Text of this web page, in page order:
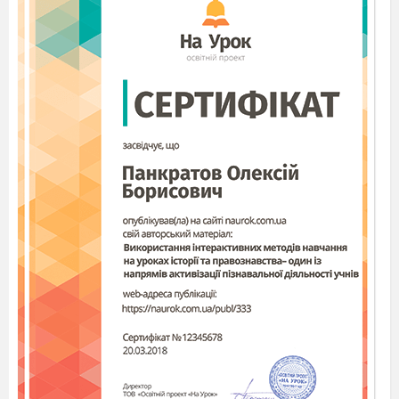
г) гіпопотами;
д) мамонти;
є) черепахи.
12. Хто з тварин у казці "Колобок" учинив
найнебезпечніший злочин?
а) вовк;
б) лисиця;
в) ведмідь;
г) слон.
13. Що необхідно казковому персонажу
Змію Гориновичу?
а) знати правила дорожнього руху, мати
посвідчення водія;
б) кулінарні рецепти;
в) дотримання правил пожежної безпеки,
вогнегасник;
г) знати правила польотів і мати посвідчення
пілота.
Вправа «Бінго»
Гра «Права та обов’язки»